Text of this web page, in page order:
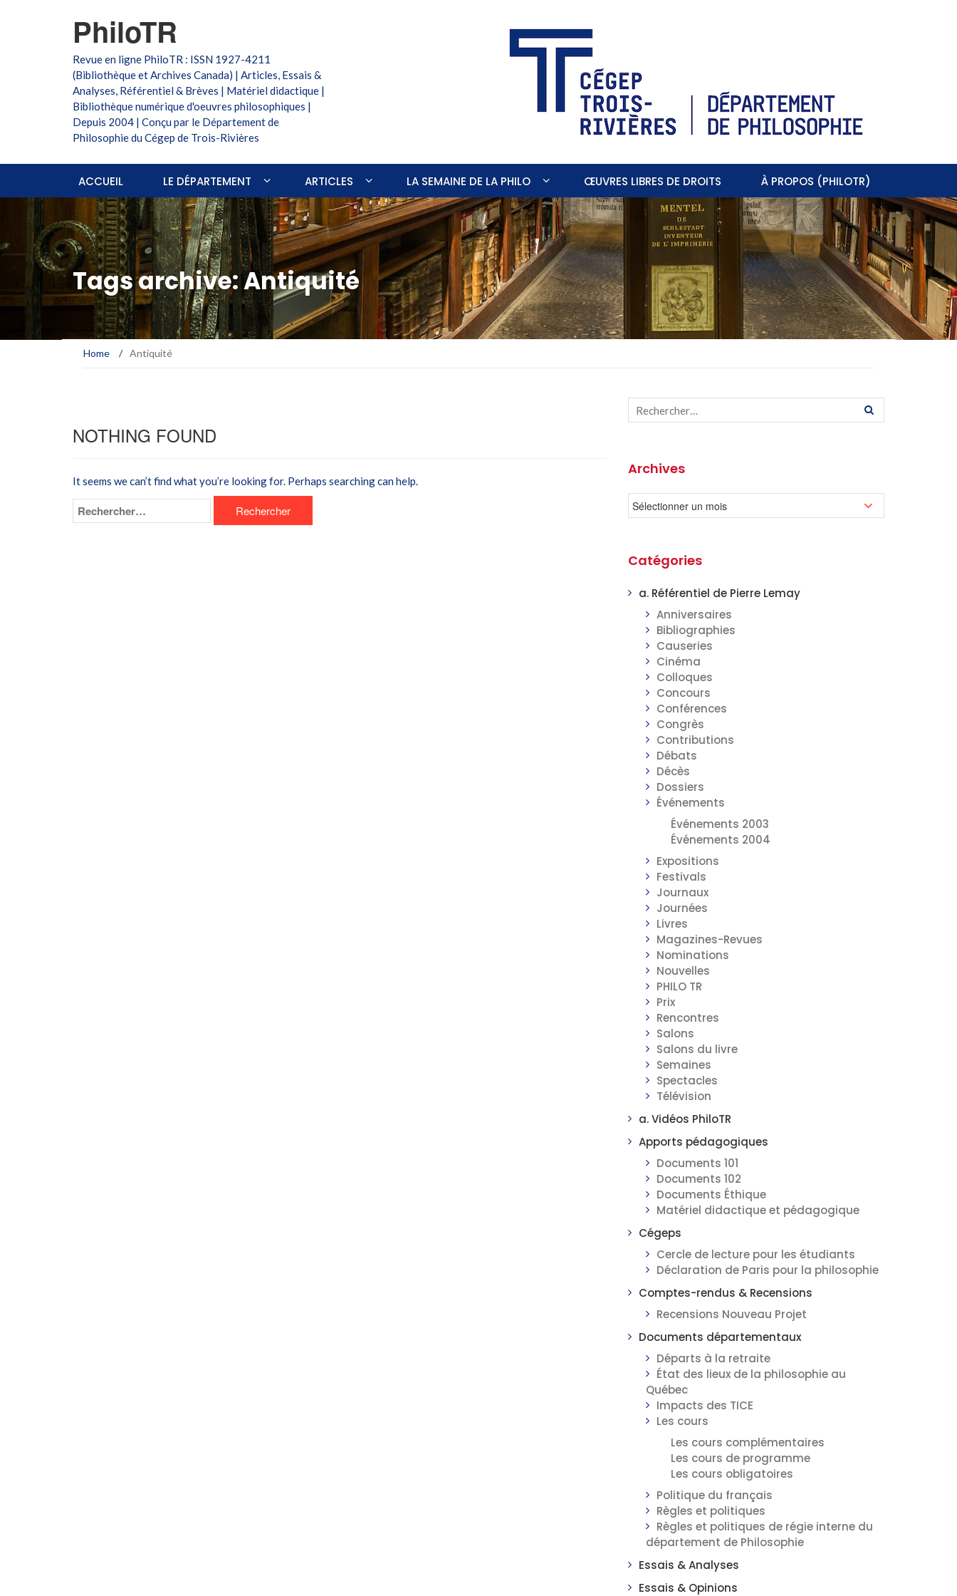
PhiloTR
Revue en ligne PhiloTR : ISSN 1927-4211
(Bibliothèque et Archives Canada) | Articles, Essais &
Analyses, Référentiel & Brèves | Matériel didactique |
Bibliothèque numérique d'oeuvres philosophiques |
Depuis 2004 | Conçu par le Département de
Philosophie du Cégep de Trois-Rivières
ACCUEIL LE DÉPARTEMENT ARTICLES LA SEMAINE DE LA PHILO ŒUVRES LIBRES DE DROITS À PROPOS (PHILOTR)
Tags archive: Antiquité
Home / Antiquité
NOTHING FOUND
It seems we can’t find what you’re looking for. Perhaps searching can help.
Archives
Catégories
a. Référentiel de Pierre Lemay
Anniversaires
Bibliographies
Causeries
Cinéma
Colloques
Concours
Conférences
Congrès
Contributions
Débats
Décès
Dossiers
Événements
Événements 2003
Événements 2004
Expositions
Festivals
Journaux
Journées
Livres
Magazines-Revues
Nominations
Nouvelles
PHILO TR
Prix
Rencontres
Salons
Salons du livre
Semaines
Spectacles
Télévision
a. Vidéos PhiloTR
Apports pédagogiques
Documents 101
Documents 102
Documents Éthique
Matériel didactique et pédagogique
Cégeps
Cercle de lecture pour les étudiants
Déclaration de Paris pour la philosophie
Comptes-rendus & Recensions
Recensions Nouveau Projet
Documents départementaux
Départs à la retraite
État des lieux de la philosophie au
Québec
Impacts des TICE
Les cours
Les cours complémentaires
Les cours de programme
Les cours obligatoires
Politique du français
Règles et politiques
Règles et politiques de régie interne du
département de Philosophie
Essais & Analyses
Essais & Opinions